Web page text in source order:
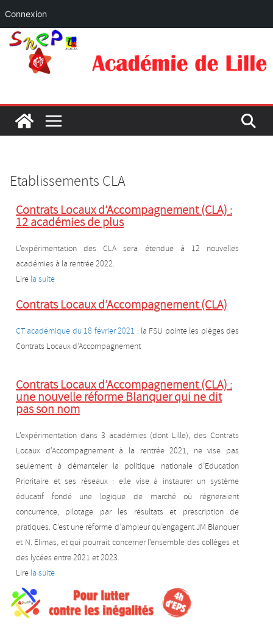
Connexion
Etablissements CLA
Contrats Locaux d’Accompagnement (CLA) :
12 académies de plus
L’expérimentation des CLA sera étendue à 12 nouvelles
académies à la rentrée 2022.
Lire la suite
Contrats Locaux d’Accompagnement (CLA)
CT académique du 18 février 2021 : la FSU pointe les pièges des
Contrats Locaux d’Accompagnement
Contrats Locaux d’Accompagnement (CLA) :
une nouvelle réforme Blanquer qui ne dit
pas son nom
L’expérimentation dans 3 académies (dont Lille), des Contrats
Locaux d’Accompagnement à la rentrée 2021, ne vise pas
seulement à démanteler la politique nationale d’Education
Prioritaire et ses réseaux : elle vise à instaurer un système
éducatif fondé une logique de marché où régneraient
concurrence, pilotage par les résultats et prescription de
pratiques. C’est une réforme d’ampleur qu’engagent JM Blanquer
et N. Elimas, et qui pourrait concerner l’ensemble des collèges et
des lycées entre 2021 et 2023.
Lire la suite